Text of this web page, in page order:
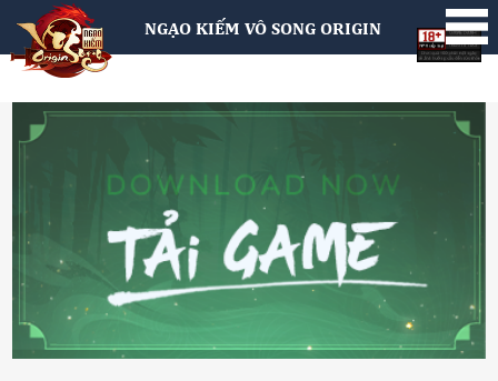
NGẠO KIẾM VÔ SONG ORIGIN